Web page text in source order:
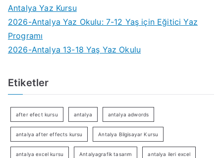
Antalya Yaz Kursu
2026-Antalya Yaz Okulu: 7-12 Yaş için Eğitici Yaz
Programı
2026-Antalya 13-18 Yaş Yaz Okulu
Etiketler
after efect kursu antalya antalya adwords
antalya after effects kursu Antalya Bilgisayar Kursu
antalya excel kursu Antalyagrafik tasarım antalya ileri excel